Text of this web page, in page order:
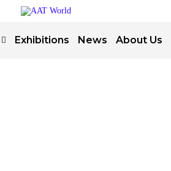
Exhibitions News About Us